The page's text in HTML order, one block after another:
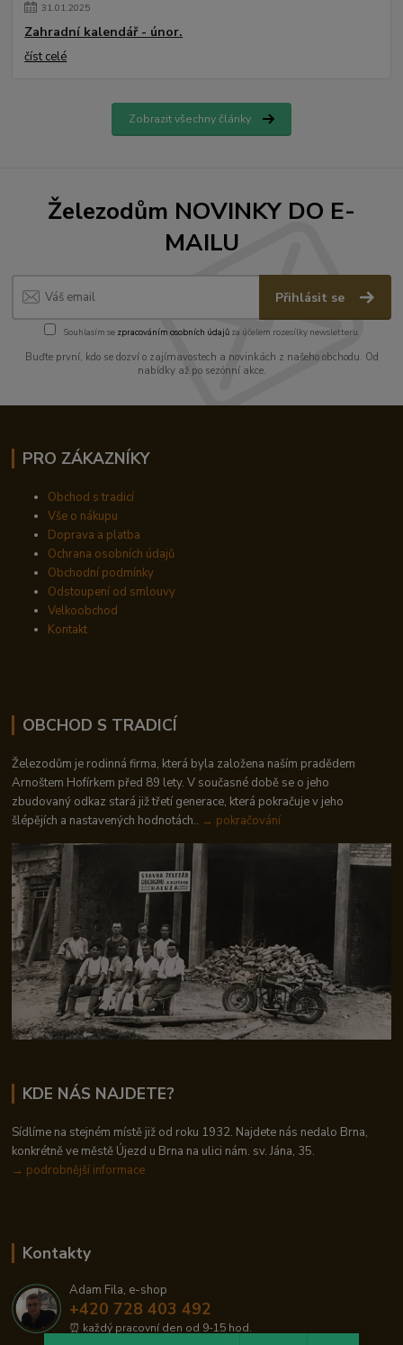
31.01.2025
Zahradní kalendář - únor.
číst celé
Zobrazit všechny články
Železodům NOVINKY DO E-
MAILU
Přihlásit se
Souhlasím se zpracováním osobních údajůza účelem rozesílky newsletteru.
Buďte první, kdo se dozví o zajímavostech a novinkách z našeho obchodu. Od
nabídky až po sezónní akce.
PRO ZÁKAZNÍKY
Obchod s tradicí
Vše o nákupu
Doprava a platba
Ochrana osobních údajů
Obchodní podmínky
Odstoupení od smlouvy
Velkoobchod
Kontakt
OBCHOD S TRADICÍ
Železodům je rodinná firma, která byla založena naším pradědem
Arnoštem Hofírkem před 89 lety. V současné době se o jeho
zbudovaný odkaz stará již třetí generace, která pokračuje v jeho
šlépějích a nastavených hodnotách.. → pokračování
KDE NÁS NAJDETE?
Sídlíme na stejném místě již od roku 1932. Najdete nás nedalo Brna,
konkrétně ve městě Újezd u Brna na ulici nám. sv. Jána, 35.
→ podrobnější informace
Kontakty
Adam Fila, e-shop
+420 728 403 492
⏰ každý pracovní den od 9-15 hod.